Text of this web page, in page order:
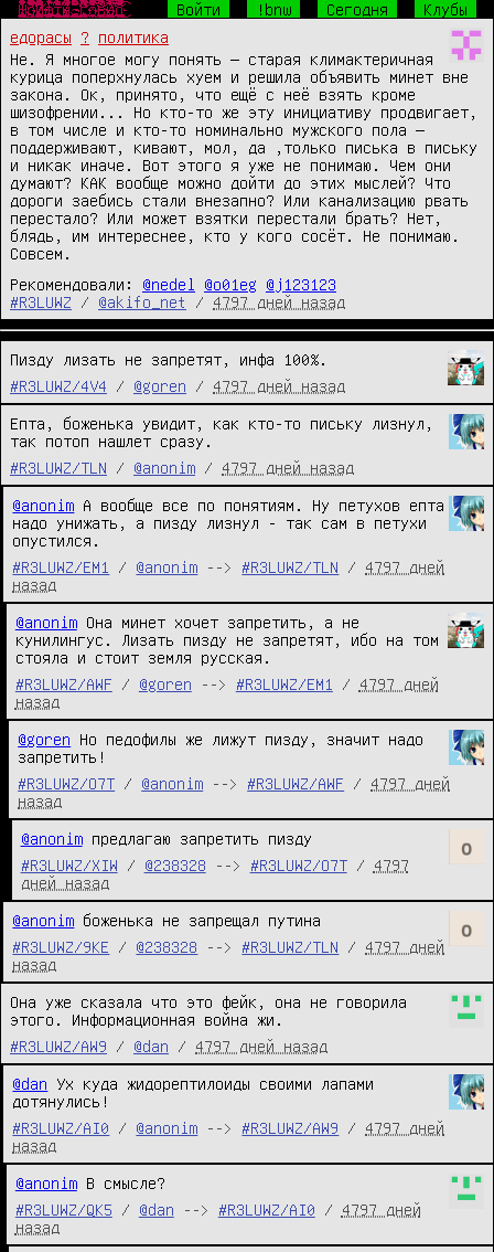
Ш̴̴̜̥͍͕̼̙̱͙͎͍̘̀̐̔́̾̃͒̈̔̎́́͜р̧̛̺͖͖̯̖ͧͤ͋̅̽ͧ̈̐̽̆̐͋ͤͦͬ͛̃̑͞͞и̒ͥͤͯ͂ͣ̐̉̑ͫ̉̑҉̛͏̸̻͕͇͚̤͕̯̱̳͉ͅф̴̴̡̟̞͙̙̻͍̦͔̤̞̔̓́̍͗̚͢͞ͅт̨̐ͫ̂͊̄̃ͥͪ͏̫̺͍̞̼͈̩̥̜͔͜͜ы̸̴̱̺̼̠̦͍͍͍̱̖͔̖̱͉̅͑͌͒ͫ͒̀ͥ͐ͤ̅͘̕.̵̴̡̭̼̮͖͈̙͖͖̲̮̬͍͙̼̯̦̮̮ͦ̆̀̑̌ͮͧͣͯ̔̂́͟г͌ͮ̏̈͂ͯ̚҉̛̙̬̘̲̗͇͕̠̙͙̼̩͚̀͘͞ͅо̷̥̯̘̓ͤ̽͒̋̉̀̂̄̒̓̊ͨ͛́̌ͤ̂̀͠в̶̒͒̓̏̓̚҉̛̙̘̺̰̮̼̟̼̥̟̘̠̜͜н̸̷̸̲̝͈͙̰̟̻̟̰̜̟̗͎̻̻͍̿̔̃ͨ͑о̔̀̋ͫ̇̿̐ͫ͌͗ͩ҉̨̜̙̙͈͍̮̮̼̙̘̞̕͜͡ Войти !bnw Сегодня
Клубы
едорасы
?
политика
Не. Я многое могу понять — старая климактеричная
курица поперхнулась хуем и решила объявить минет вне
закона. Ок, принято, что ещё с неё взять кроме
шизофрении... Но кто-то же эту инициативу продвигает,
в том числе и кто-то номинально мужского пола —
поддерживают, кивают, мол, да ,только писька в письку
и никак иначе. Вот этого я уже не понимаю. Чем они
думают? КАК вообще можно дойти до этих мыслей? Что
дороги заебись стали внезапно? Или канализацию рвать
перестало? Или может взятки перестали брать? Нет,
блядь, им интереснее, кто у кого сосёт. Не понимаю.
Совсем.
Рекомендовали: @nedel @o01eg
@j123123
#R3LUWZ
/ @akifo_net / 4797 дней назад
Пизду лизать не запретят, инфа 100%.
#R3LUWZ/4V4
/ @goren / 4797 дней назад
Епта, боженька увидит, как кто-то письку лизнул,
так потоп нашлет сразу.
#R3LUWZ/TLN
/ @anonim / 4797 дней назад
@anonim А вообще все по понятиям. Ну петухов епта
надо унижать, а пизду лизнул - так сам в петухи
опустился.
#R3LUWZ/EM1
/ @anonim --> #R3LUWZ/TLN / 4797 дней
назад
@anonim Она минет хочет запретить, а не
кунилингус. Лизать пизду не запретят, ибо на том
стояла и стоит земля русская.
#R3LUWZ/AWF
/ @goren --> #R3LUWZ/EM1 / 4797 дней
назад
@goren Но педофилы же лижут пизду, значит надо
запретить!
#R3LUWZ/O7T
/ @anonim --> #R3LUWZ/AWF / 4797 дней
назад
@anonim
#R3LUWZ/XIW
/ @238328 --> #R3LUWZ/O7T/ 4797
дней назад
@anonim боженька не запрещал путина
#R3LUWZ/9KE
/ @238328 --> #R3LUWZ/TLN / 4797 дней
назад
Она уже сказала что это фейк, она не говорила
этого. Информационная война жи.
#R3LUWZ/AW9
/ @dan / 4797 дней назад
@dan Ух куда жидорептилоиды своими лапами
дотянулись!
#R3LUWZ/AI0
/ @anonim --> #R3LUWZ/AW9 / 4797 дней
назад
@anonim В смысле?
#R3LUWZ/QK5
/ @dan --> #R3LUWZ/AI0 / 4797 дней
назад